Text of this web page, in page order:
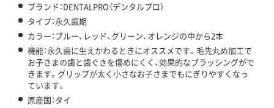
ブランド：DENTALPRO（デンタルプロ）
タイプ：永久歯期
カラー：ブルー、レッド、グリーン、オレンジの中から2本
機能：永久歯に生えかわるときにオススメです。毛先丸め加工で
お子さまの歯と歯ぐきを傷めにくく、効果的なブラッシングがで
きます。グリップが太く小さなお子さまでもにぎりやすくなっ
ています。
原産国：タイ